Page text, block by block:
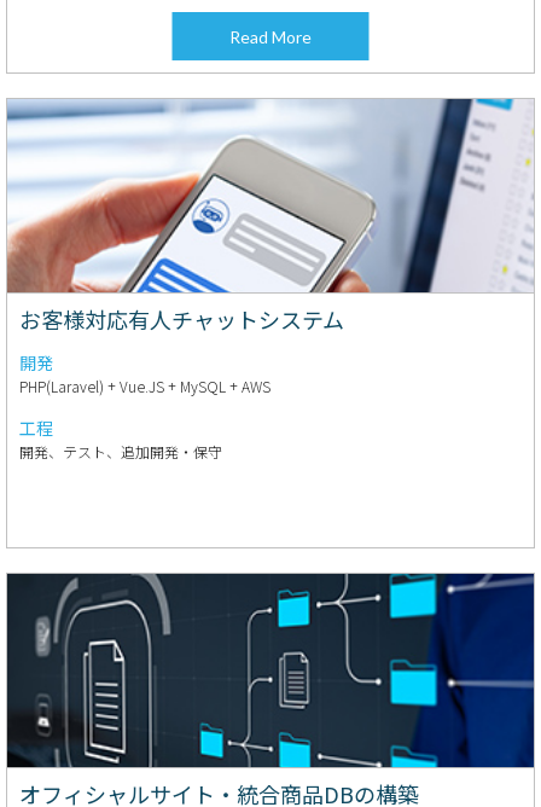
Read More
お客様対応有人チャットシステム
開発
PHP(Laravel) + Vue.JS + MySQL + AWS
工程
開発、テスト、追加開発・保守
オフィシャルサイト・統合商品DBの構築